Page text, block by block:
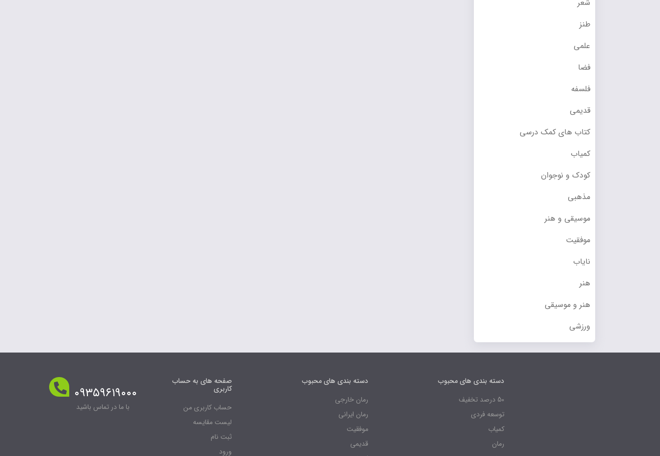
شعر
طنز
علمی
فضا
فلسفه
قدیمی
کتاب های کمک درسی
کمیاب
کودک و نوجوان
مذهبی
موسیقی و هنر
موفقیت
نایاب
هنر
هنر و موسیقی
ورزشی
دسته بندی های محبوب
50 درصد تخفیف
توسعه فردی
کمیاب
رمان
دسته بندی های محبوب
رمان خارجی
رمان ایرانی
موفقیت
قدیمی
صفحه های به حساب
کاربری
حساب کاربری من
لیست مقایسه
ثبت نام
ورود
۰۹۳۵۹۶۱۹۰۰۰
با ما در تماس باشید